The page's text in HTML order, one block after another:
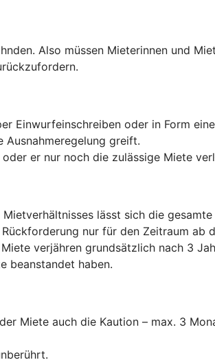
Also müssen Mieterinnen und
Einwurfeinschreiben oder in Form
Ausnahmeregelung greift.
er nur noch die zulässige Miete
lässt sich die
nur für den Zeitraum ab
verjähren grundsätzlich nach 3
beanstandet haben.
Miete auch die Kaution – max. 3